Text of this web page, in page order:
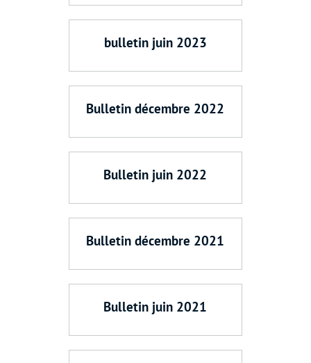
bulletin juin 2023
Bulletin décembre 2022
Bulletin juin 2022
Bulletin décembre 2021
Bulletin juin 2021